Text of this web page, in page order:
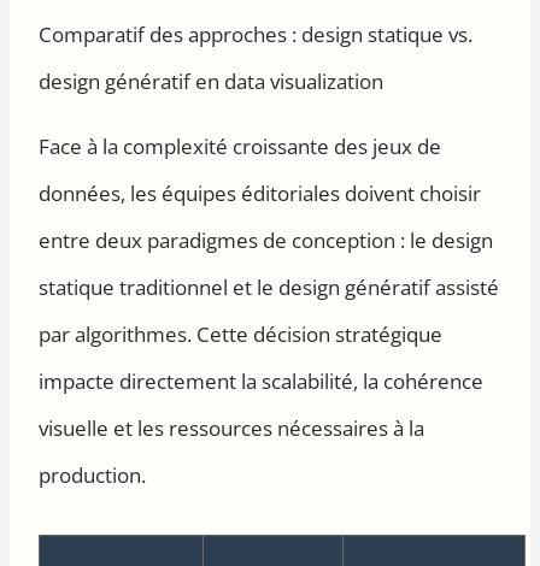
Comparatif des approches : design statique vs.
design génératif en data visualization
Face à la complexité croissante des jeux de
données, les équipes éditoriales doivent choisir
entre deux paradigmes de conception : le design
statique traditionnel et le design génératif assisté
par algorithmes. Cette décision stratégique
impacte directement la scalabilité, la cohérence
visuelle et les ressources nécessaires à la
production.